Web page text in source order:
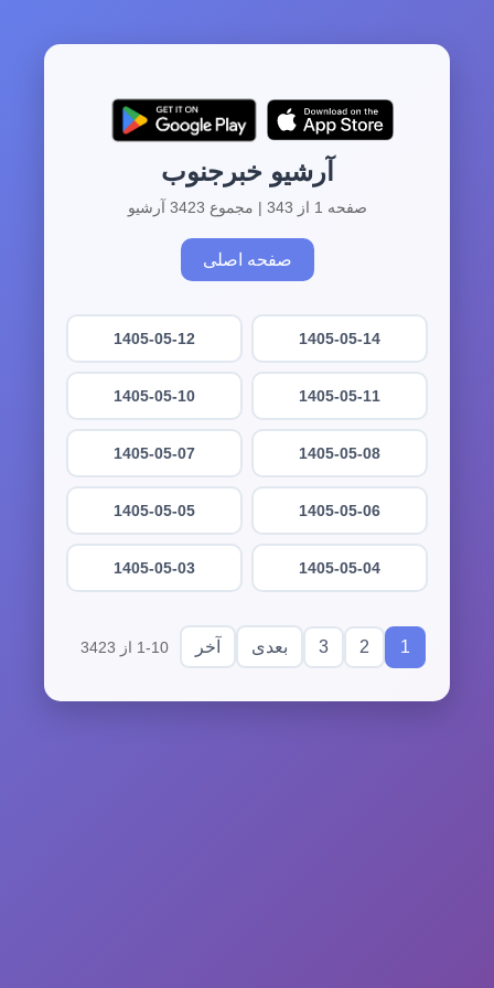
آرشیو خبرجنوب
صفحه 1 از 343 | مجموع 3423 آرشیو
صفحه اصلی
1405-05-14
1405-05-12
1405-05-11
1405-05-10
1405-05-08
1405-05-07
1405-05-06
1405-05-05
1405-05-04
1405-05-03
1
2
3 بعدی آخر 1-10 از 3423